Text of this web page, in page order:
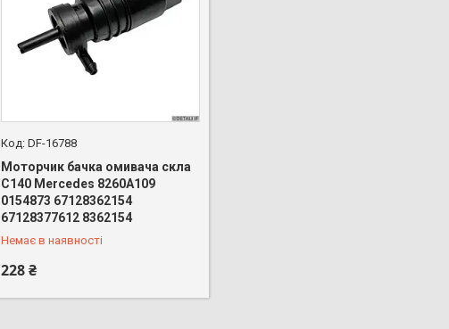
DF-16788
Моторчик бачка омивача скла
C140 Mercedes 8260A109
0154873 67128362154
67128377612 8362154
Немає в наявності
228 ₴
+380 (96) 888-66-44